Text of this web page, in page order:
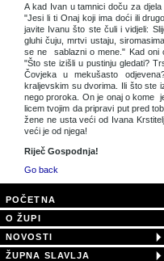
A kad Ivan u tamnici doču za
"Jesi li ti Onaj koji ima doći ili
javite Ivanu što ste čuli i vidjeli:
gluhi čuju, mrtvi ustaju,
se ne sablazni o mene." Kad oni
"Što ste izišli u pustinju gledati?
Čovjeka u mekušasto
kraljevskim su dvorima. Ili što ste
nego proroka. On je onaj o kome
licem tvojim da pripravi put pred
žene ne usta veći od Ivana
veći je od njega!
Riječ Gospodnja!
Go back
POČETNA
O ŽUPI
NOVOSTI
ŽUPNA SLAVLJA